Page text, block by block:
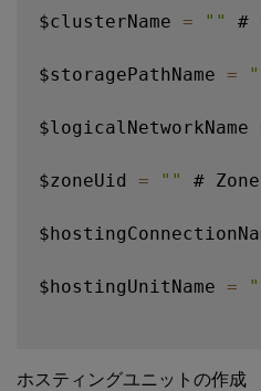
$clusterName = "" #
$storagePathName =
$logicalNetworkName
$zoneUid = "" # Zone
$hostingUnitName =
ホスティングユニットの作成